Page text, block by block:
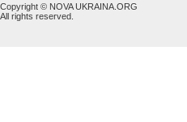
Copyright © NOVA UKRAINA.ORG
All rights reserved.